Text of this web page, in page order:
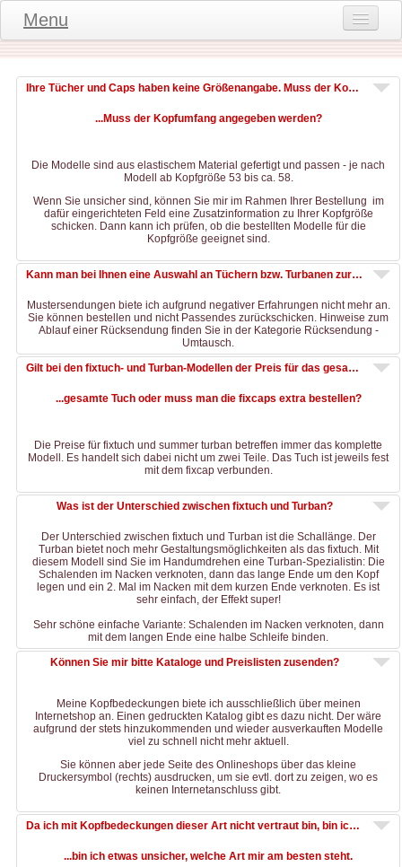
Menu
Produktinformationen
Kundeninformationen
Kontakt
Datenschutz
Widerrufsbelehrung
Ihre Tücher und Caps haben keine Größenangabe. Muss der Kopfumfang angegeben werden?
...Muss der Kopfumfang angegeben werden?
Die Modelle sind aus elastischem Material gefertigt und passen - je nach
Modell ab Kopfgröße 53 bis ca. 58.
Wenn Sie unsicher sind, können Sie mir im Rahmen Ihrer Bestellung im
dafür eingerichteten Feld eine Zusatzinformation zu Ihrer Kopfgröße
schicken. Dann kann ich prüfen, ob die bestellten Modelle für die
Kopfgröße geeignet sind.
Kann man bei Ihnen eine Auswahl an Tüchern bzw. Turbanen zur Ansicht bestellen?
Mustersendungen biete ich aufgrund negativer Erfahrungen nicht mehr an.
Sie können bestellen und nicht Passendes zurückschicken. Hinweise zum
Ablauf einer Rücksendung finden Sie in der Kategorie Rücksendung -
Umtausch.
Gilt bei den fixtuch- und Turban-Modellen der Preis für das gesamte Tuch oder muss man die fixcaps extra bestellen?
...gesamte Tuch oder muss man die fixcaps extra bestellen?
Die Preise für fixtuch und summer turban betreffen immer das komplette
Modell. Es handelt sich dabei nicht um zwei Teile. Das Tuch ist jeweils fest
mit dem fixcap verbunden.
Was ist der Unterschied zwischen fixtuch und Turban?
Der Unterschied zwischen fixtuch und Turban ist die Schallänge. Der
Turban bietet noch mehr Gestaltungsmöglichkeiten als das fixtuch. Mit
diesem Modell sind Sie im Handumdrehen eine Turban-Spezialistin: Die
Schalenden im Nacken verknoten, dann das lange Ende um den Kopf
legen und ein 2. Mal im Nacken mit dem kurzen Ende verknoten. Es ist
sehr einfach, der Effekt super!
Sehr schöne einfache Variante: Schalenden im Nacken verknoten, dann
mit dem langen Ende eine halbe Schleife binden.
Können Sie mir bitte Kataloge und Preislisten zusenden?
Meine Kopfbedeckungen biete ich ausschließlich über meinen
Internetshop an. Einen gedruckten Katalog gibt es dazu nicht. Der wäre
aufgrund der stets hinzukommenden und wieder ausverkauften Modelle
viel zu schnell nicht mehr aktuell.
Sie können aber jede Seite des Onlineshops über das kleine
Druckersymbol (rechts) ausdrucken, um sie evtl. dort zu zeigen, wo es
keinen Internetanschluss gibt.
Da ich mit Kopfbedeckungen dieser Art nicht vertraut bin, bin ich etwas unsicher, welche Art mir am besten steht.
...bin ich etwas unsicher, welche Art mir am besten steht.